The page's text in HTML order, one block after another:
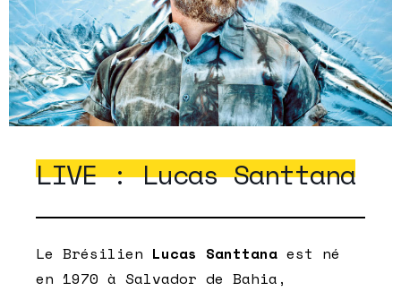
LIVE : Lucas Santtana
Le Brésilien Lucas Santtana est né
en 1970 à Salvador de Bahia,